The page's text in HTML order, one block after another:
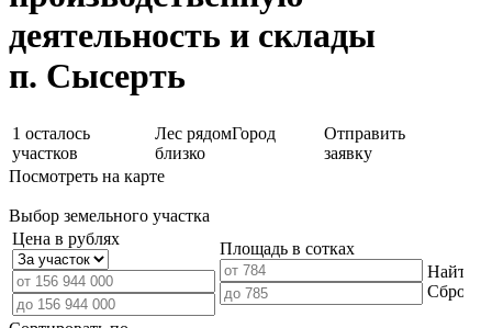
деятельность и склады
п. Сысерть
1 осталось
участков
Лес рядомГород
близко
Отправить
заявку
Посмотреть на карте
Выбор земельного участка
Цена в рублях
Площадь в сотках
Найти